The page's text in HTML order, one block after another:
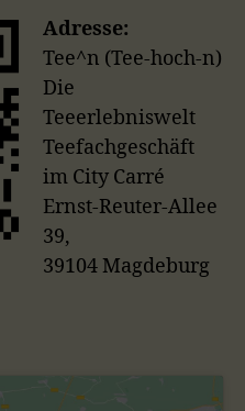
Adresse:
Tee^n (Tee-hoch-n)
Die
Teeerlebniswelt
Teefachgeschäft
im City Carré
Ernst-Reuter-Allee
39,
39104 Magdeburg